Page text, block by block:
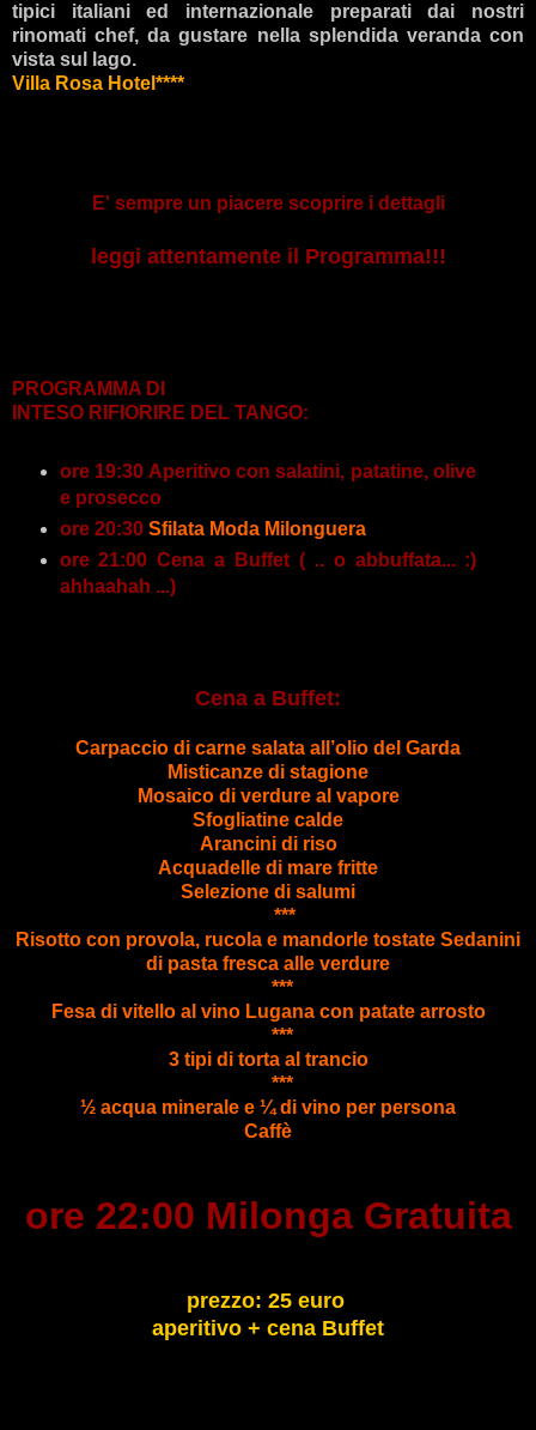
tipici italiani ed internazionale preparati dai nostri
rinomati chef, da gustare nella splendida veranda con
vista sul lago.
Villa Rosa Hotel****
E' sempre un piacere scoprire i dettagli
leggi attentamente il Programma!!!
PROGRAMMA DI
INTESO RIFIORIRE DEL TANGO:
ore 19:30 Aperitivo con salatini, patatine, olive
e prosecco
ore 20:30 Sfilata Moda Milonguera
ore 21:00 Cena a Buffet ( .. o abbuffata... :)
ahhaahah ...)
Cena a Buffet:
Carpaccio di carne salata all’olio del Garda
Misticanze di stagione
Mosaico di verdure al vapore
Sfogliatine calde
Arancini di riso
Acquadelle di mare fritte
Selezione di salumi
***
Risotto con provola, rucola e mandorle tostate Sedanini
di pasta fresca alle verdure
***
Fesa di vitello al vino Lugana con patate arrosto
***
3 tipi di torta al trancio
***
½ acqua minerale e ¼ di vino per persona
Caffè
ore 22:00 Milonga Gratuita
prezzo: 25 euro
aperitivo + cena Buffet